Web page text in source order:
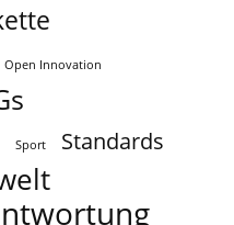
Open Innovation
Sport Standards